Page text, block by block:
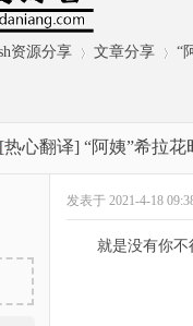
资源分享
›
文章分享
›
“
[热心翻译] “阿姨”希拉
发表于 2021-4-18
就是没有你不